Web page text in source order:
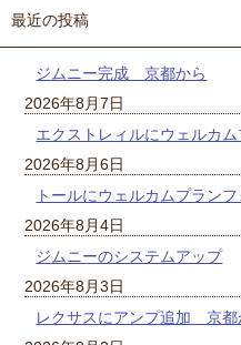
最近の投稿
ジムニー完成 京都から
2026年8月7日
エクストレィルにウェルカ
2026年8月6日
トールにウェルカムプラン
2026年8月4日
ジムニーのシステムアップ
2026年8月3日
レクサスにアンプ追加 京都